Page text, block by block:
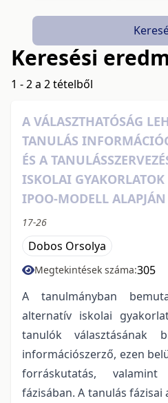
Keresési
1 - 2 a 2 tételből
A VÁLASZTHATÓSÁG
TANULÁS
ÉS A
ISKOLAI
IPOO-MODELL ALAPJÁN
17-26
Dobos Orsolya
Megtekintések száma:305
A tanulmányban
alternatív iskolai
tanulók választásának
információszerző, ezen
forráskutatás, valamint
fázisában. A tanulás